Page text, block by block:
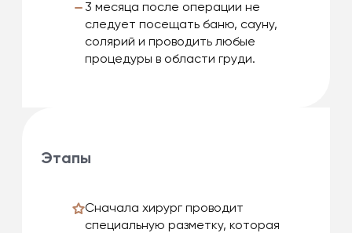
3 месяца после операции не
следует посещать баню, сауну,
солярий и проводить любые
процедуры в области груди.
Этапы
Сначала хирург проводит
специальную разметку, которая